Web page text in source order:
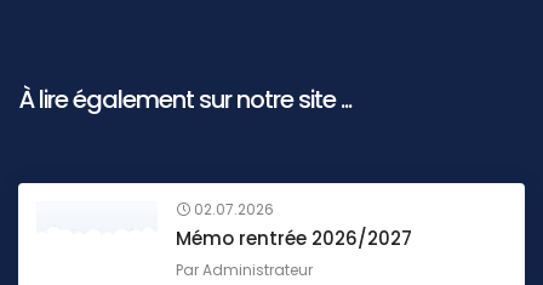
À lire également sur notre site ...
02.07.2026
Mémo rentrée 2026/2027
ParAdministrateur